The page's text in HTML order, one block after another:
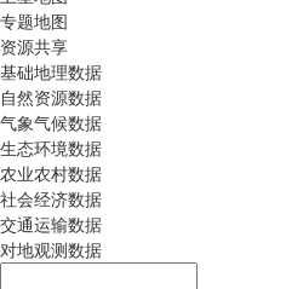
专题地图
资源共享
基础地理数据
自然资源数据
气象气候数据
生态环境数据
农业农村数据
社会经济数据
交通运输数据
对地观测数据